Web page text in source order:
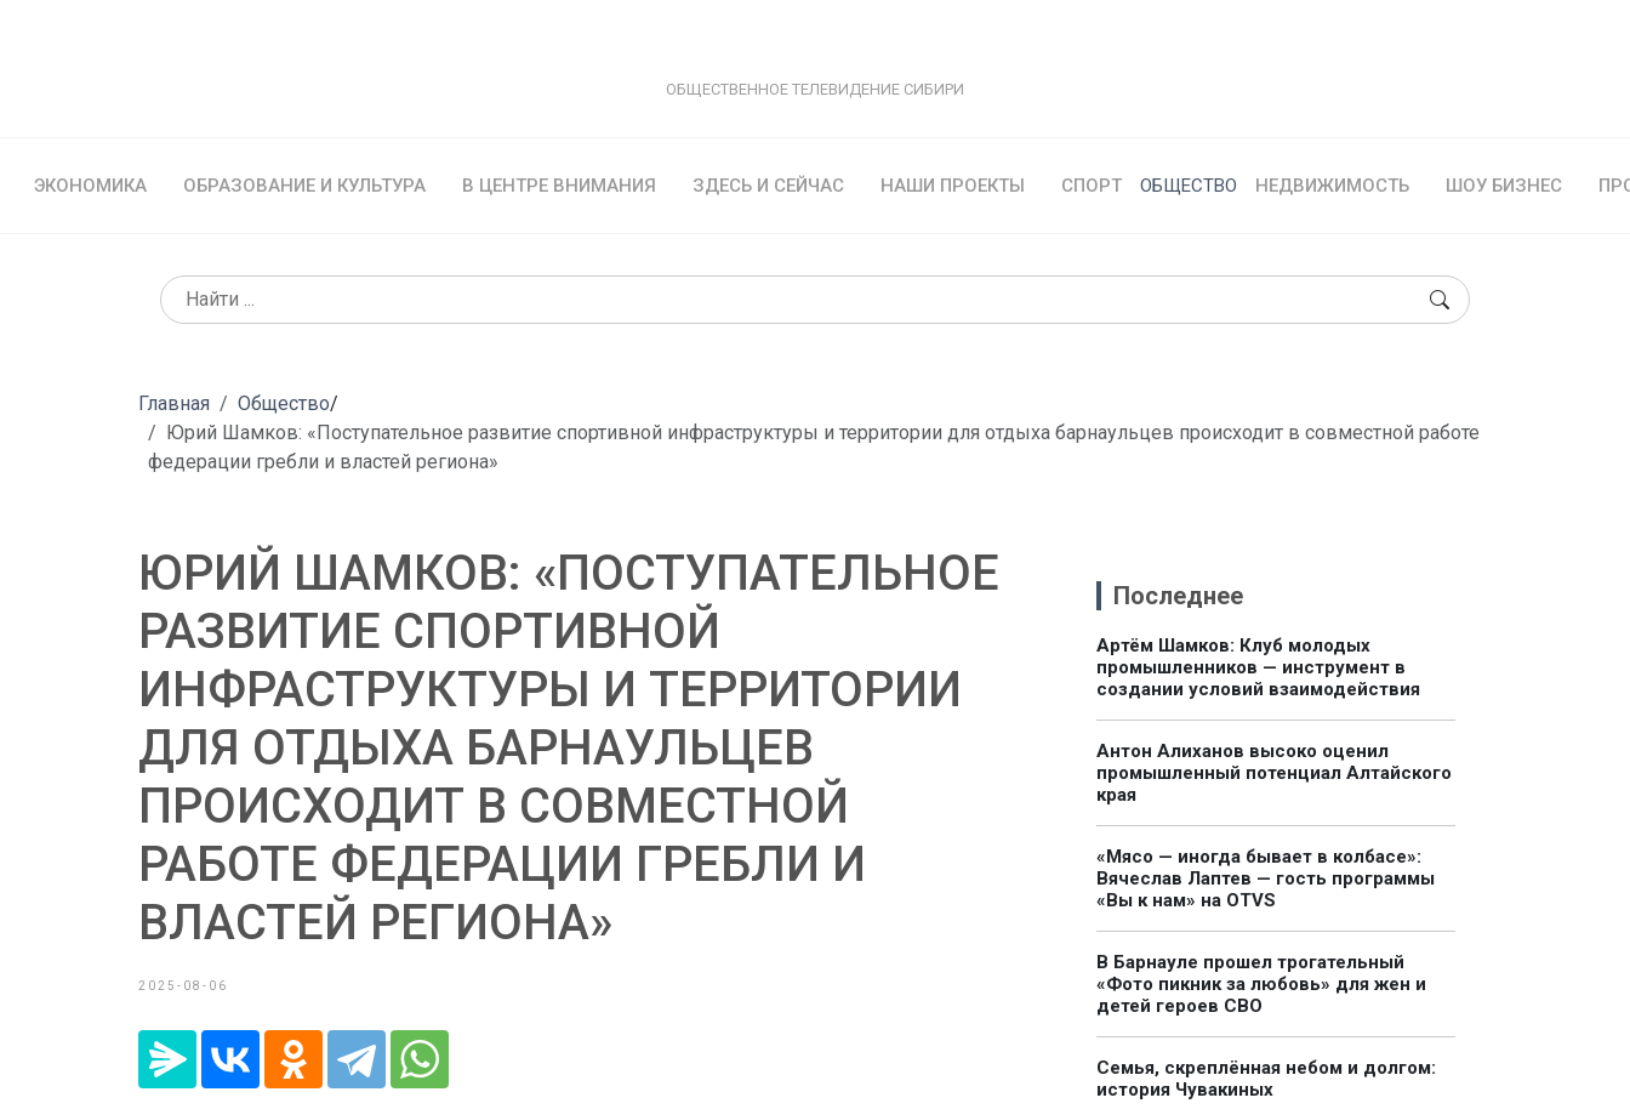
ОБЩЕСТВЕННОЕ ТЕЛЕВИДЕНИЕ СИБИРИ
ЭКОНОМИКА ОБРАЗОВАНИЕ И КУЛЬТУРА В ЦЕНТРЕ ВНИМАНИЯ ЗДЕСЬ И СЕЙЧАС НАШИ ПРОЕКТЫ СПОРТ ОБЩЕСТВО НЕДВИЖИМОСТЬ ШОУ БИЗНЕС
Главная Общество/
Юрий Шамков: «Поступательное развитие спортивной инфраструктуры и территории для отдыха барнаульцев происходит в совместной работе
федерации гребли и властей региона»
ЮРИЙ ШАМКОВ: «ПОСТУПАТЕЛЬНОЕ
РАЗВИТИЕ СПОРТИВНОЙ
ИНФРАСТРУКТУРЫ И ТЕРРИТОРИИ
ДЛЯ ОТДЫХА БАРНАУЛЬЦЕВ
ПРОИСХОДИТ В СОВМЕСТНОЙ
РАБОТЕ ФЕДЕРАЦИИ ГРЕБЛИ И
ВЛАСТЕЙ РЕГИОНА»
2025-08-06
Последнее
Артём Шамков: Клуб молодых
промышленников — инструмент в
создании условий взаимодействия
Антон Алиханов высоко оценил
промышленный потенциал Алтайского
края
«Мясо — иногда бывает в колбасе»:
Вячеслав Лаптев — гость программы
«Вы к нам» на OTVS
В Барнауле прошел трогательный
«Фото пикник за любовь» для жен и
детей героев СВО
Семья, скреплённая небом и долгом:
история Чувакиных